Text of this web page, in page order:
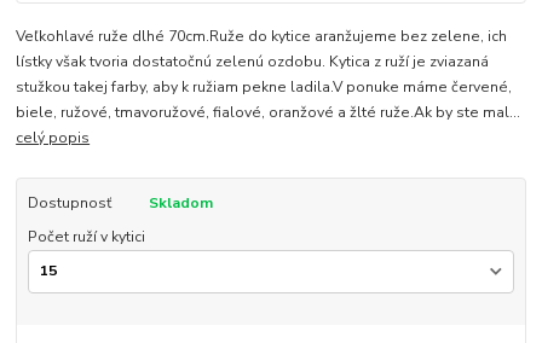
Veľkohlavé ruže dlhé 70cm.Ruže do kytice aranžujeme bez zelene, ich
lístky však tvoria dostatočnú zelenú ozdobu. Kytica z ruží je zviazaná
stužkou takej farby, aby k ružiam pekne ladila.V ponuke máme červené,
biele, ružové, tmavoružové, fialové, oranžové a žlté ruže.Ak by ste mal...
celý popis
Dostupnosť
Skladom
Počet ruží v kytici